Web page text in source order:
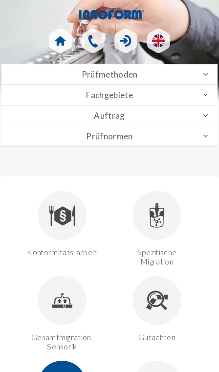
Prüfmethoden
Fachgebiete
Auftrag
Prüfnormen
Konformitäts-arbeit
Spezifische
Migration
Gesamtmigration,
Sensorik
Gutachten